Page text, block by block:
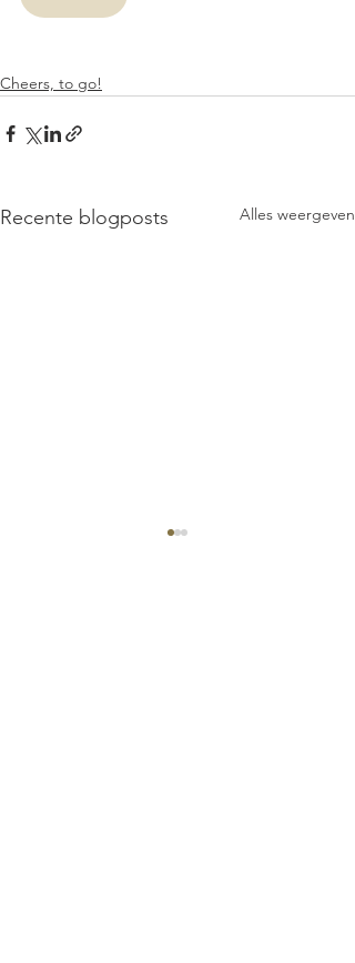
Cheers, to go!
Recente blogposts Alles weergeven